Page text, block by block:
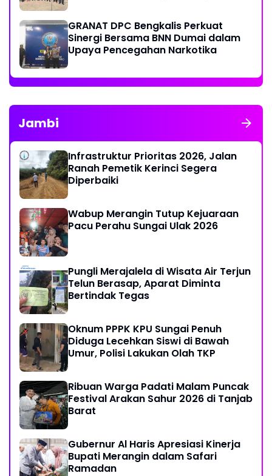
GRANAT DPC Bengkalis Perkuat
Sinergi Bersama BNN Dumai dalam
Upaya Pencegahan Narkotika
Jambi
Infrastruktur Prioritas 2026, Jalan
Ranah Pemetik Kerinci Segera
Diperbaiki
Wabup Merangin Tutup Kejuaraan
Pacu Perahu Sungai Ulak 2026
Pungli Merajalela di Wisata Air Terjun
Telun Berasap, Aparat Diminta
Bertindak Tegas
Oknum PPPK KPU Sungai Penuh
Diduga Lecehkan Siswi di Bawah
Umur, Polisi Lakukan Olah TKP
Ribuan Warga Padati Malam Puncak
Festival Arakan Sahur 2026 di Tanjab
Barat
Gubernur Al Haris Apresiasi Kinerja
Bupati Merangin dalam Safari
Ramadan